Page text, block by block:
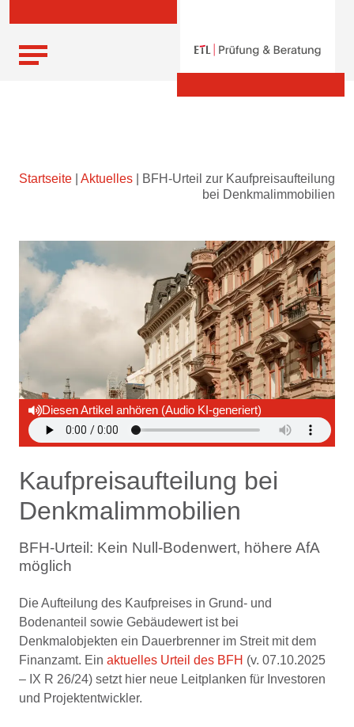
Startseite Aktuelles
BFH-Urteil zur Kaufpreisaufteilung
bei Denkmalimmobilien
Diesen Artikel anhören (Audio KI-generiert)
Kaufpreisaufteilung bei
Denkmalimmobilien
BFH-Urteil: Kein Null-Bodenwert, höhere AfA
möglich
Die Aufteilung des Kaufpreises in Grund- und
Bodenanteil sowie Gebäudewert ist bei
Denkmalobjekten ein Dauerbrenner im Streit mit dem
Finanzamt. Ein aktuelles Urteil des BFH (v. 07.10.2025
– IX R 26/24) setzt hier neue Leitplanken für Investoren
und Projektentwickler.